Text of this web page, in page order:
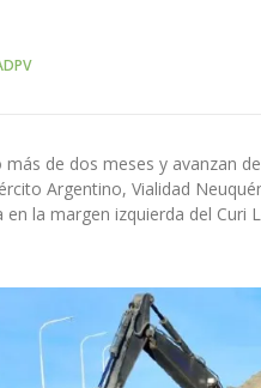
de dos meses y avanzan
Argentino, Vialidad
la margen izquierda del Curi